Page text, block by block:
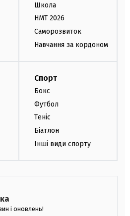
Школа
НМТ 2026
Саморозвиток
Навчання за кордоном
Спорт
Бокс
Футбол
Теніс
Біатлон
Інші види спорту
і оновлень!